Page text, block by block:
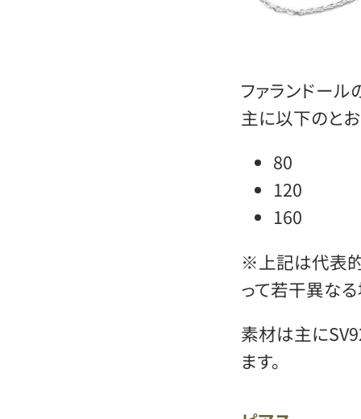
ファランドール
主に以下のとお
80
120
160
※上記は代表的
って若干異なる
素材は主に
ます。